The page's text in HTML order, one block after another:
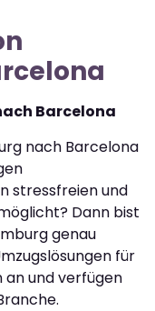
Barcelona
nach Barcelona
stressfreien und
Dann bist
genau
für
und verfügen